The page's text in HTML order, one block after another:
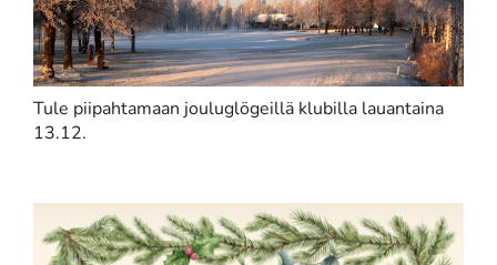
Tule piipahtamaan jouluglögeillä klubilla lauantaina
13.12.